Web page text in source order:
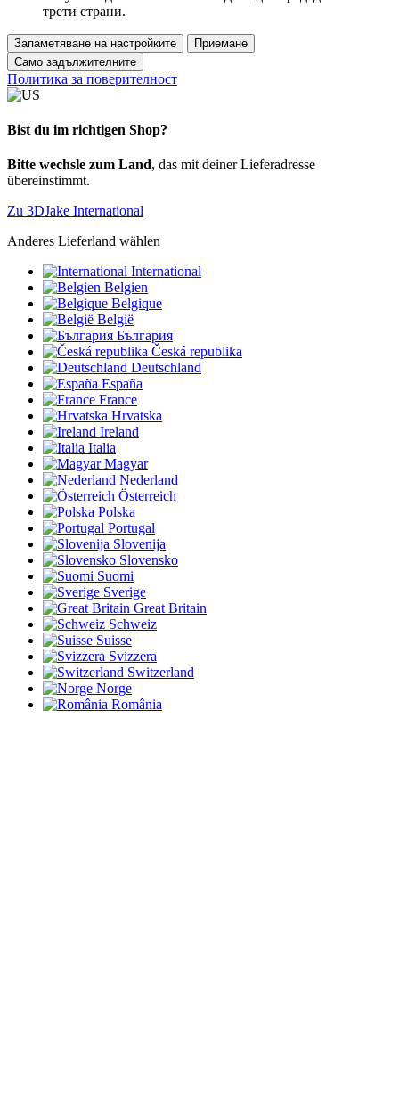
трети страни.
Запаметяване на настройките
Приемане
Само задължителните
Политика за поверителност
Bist du im richtigen Shop?
Bitte wechsle zum Land, das mit deiner Lieferadresse
übereinstimmt.
Zu 3DJake International
Anderes Lieferland wählen
International
Belgien
Belgique
België
България
Česká republika
Deutschland
España
France
Hrvatska
Ireland
Italia
Magyar
Nederland
Österreich
Polska
Portugal
Slovenija
Slovensko
Suomi
Sverige
Great Britain
Schweiz
Suisse
Svizzera
Switzerland
Norge
România